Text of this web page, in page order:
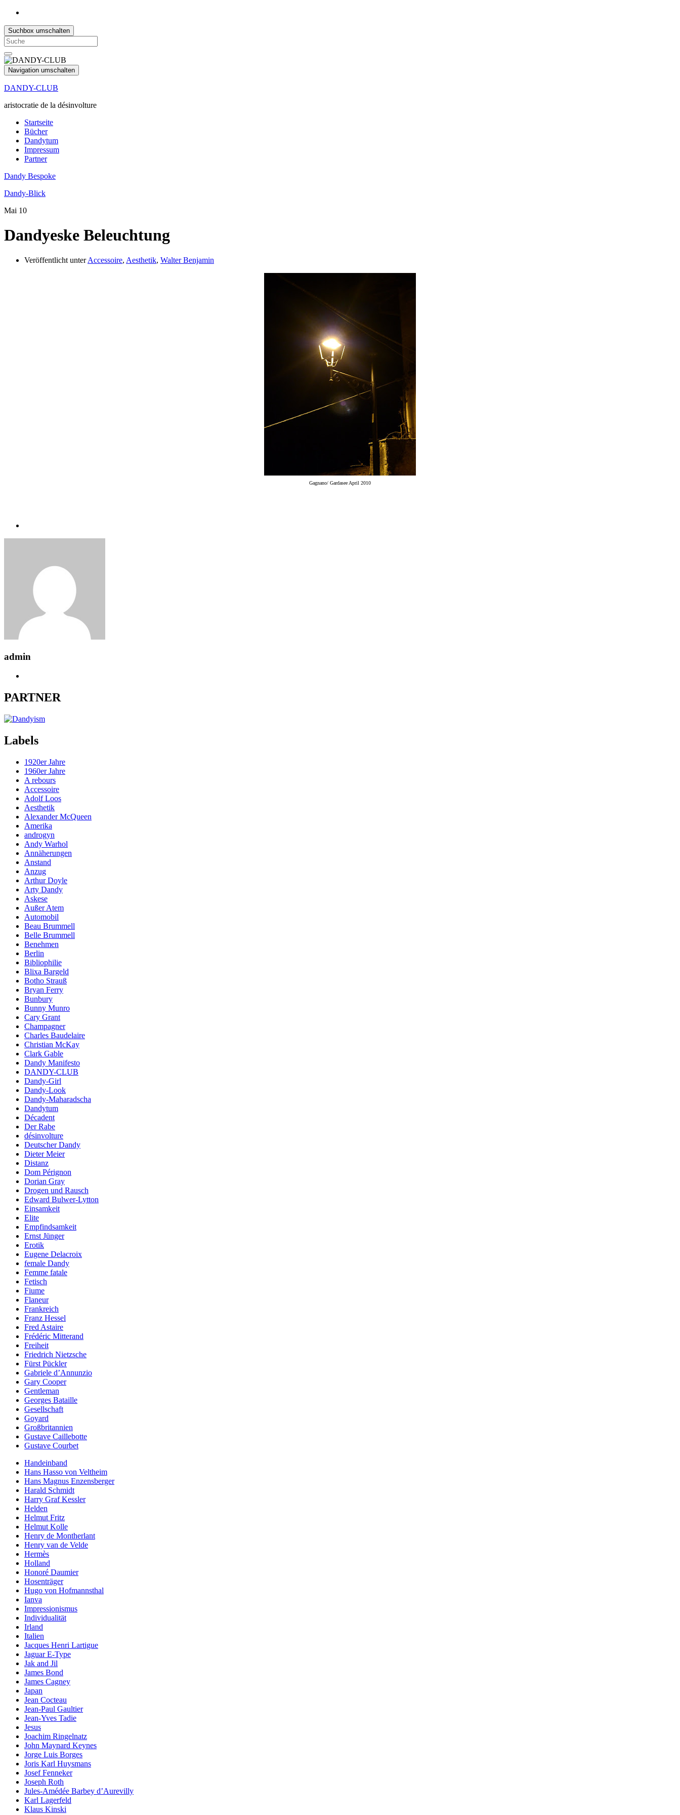
Suchbox umschalten
Search
for:
Navigation umschalten
DANDY-CLUB
aristocratie de la désinvolture
Startseite
Bücher
Dandytum
Impressum
Partner
Dandy Bespoke
Dandy-Blick
Mai 10
Dandyeske Beleuchtung
Veröffentlicht unterAccessoire, Aesthetik, Walter Benjamin
Gagnano/ Gardasee April 2010
admin
PARTNER
Labels
1920er Jahre
1960er Jahre
A rebours
Accessoire
Adolf Loos
Aesthetik
Alexander McQueen
Amerika
androgyn
Andy Warhol
Annäherungen
Anstand
Anzug
Arthur Doyle
Arty Dandy
Askese
Außer Atem
Automobil
Beau Brummell
Belle Brummell
Benehmen
Berlin
Bibliophilie
Blixa Bargeld
Botho Strauß
Bryan Ferry
Bunbury
Bunny Munro
Cary Grant
Champagner
Charles Baudelaire
Christian McKay
Clark Gable
Dandy Manifesto
DANDY-CLUB
Dandy-Girl
Dandy-Look
Dandy-Maharadscha
Dandytum
Décadent
Der Rabe
désinvolture
Deutscher Dandy
Dieter Meier
Distanz
Dom Pérignon
Dorian Gray
Drogen und Rausch
Edward Bulwer-Lytton
Einsamkeit
Elite
Empfindsamkeit
Ernst Jünger
Erotik
Eugene Delacroix
female Dandy
Femme fatale
Fetisch
Fiume
Flaneur
Frankreich
Franz Hessel
Fred Astaire
Frédéric Mitterand
Freiheit
Friedrich Nietzsche
Fürst Pückler
Gabriele d’Annunzio
Gary Cooper
Gentleman
Georges Bataille
Gesellschaft
Goyard
Großbritannien
Gustave Caillebotte
Gustave Courbet
Handeinband
Hans Hasso von Veltheim
Hans Magnus Enzensberger
Harald Schmidt
Harry Graf Kessler
Helden
Helmut Fritz
Helmut Kolle
Henry de Montherlant
Henry van de Velde
Hermès
Holland
Honoré Daumier
Hosenträger
Hugo von Hofmannsthal
Ianva
Impressionismus
Individualität
Irland
Italien
Jacques Henri Lartigue
Jaguar E-Type
Jak and Jil
James Bond
James Cagney
Japan
Jean Cocteau
Jean-Paul Gaultier
Jean-Yves Tadie
Jesus
Joachim Ringelnatz
John Maynard Keynes
Jorge Luis Borges
Joris Karl Huysmans
Josef Fenneker
Joseph Roth
Jules-Amédée Barbey d’Aurevilly
Karl Lagerfeld
Klaus Kinski